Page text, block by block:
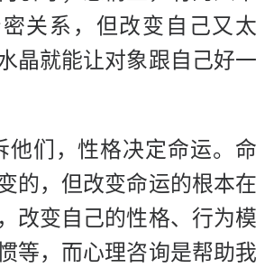
关系，但改变自己又太
晶就能让对象跟自己好一
他们，性格决定命运。命
的，但改变命运的根本在
改变自己的性格、行为模
等，而心理咨询是帮助我